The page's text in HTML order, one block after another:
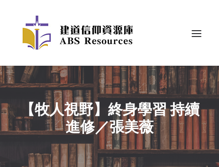
【牧人視野】終身學習 持續
進修／張美薇